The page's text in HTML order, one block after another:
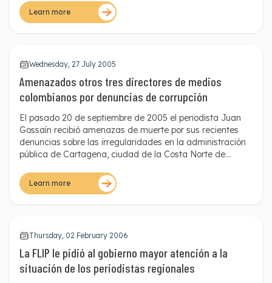
circulado en Cartago cuatro panfletos similares.
Learn more
Wednesday, 27 July 2005
Amenazados otros tres directores de medios
colombianos por denuncias de corrupción
El pasado 20 de septiembre de 2005 el periodista Juan
Gossaín recibió amenazas de muerte por sus recientes
denuncias sobre las irregularidades en la administración
pública de Cartagena, ciudad de la Costa Norte de
recibió la amenaza de manera telefónica en los siguientes
términos: "Si usted y los demás periodistas siguen
Learn more
Thursday, 02 February 2006
La FLIP le pidió al gobierno mayor atención a la
situación de los periodistas regionales